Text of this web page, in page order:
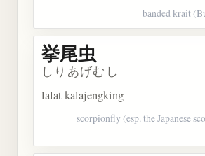
banded krait
挙尾虫
しりあげむし
lalat kalajengking
scorpionfly (esp. the Japanese